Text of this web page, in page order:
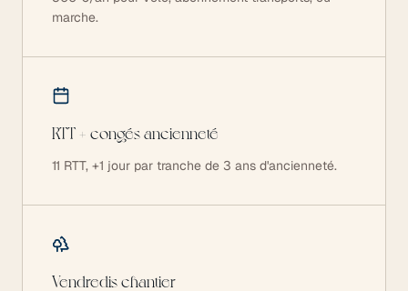
marche.
RTT + congés ancienneté
11 RTT, +1 jour par tranche de 3 ans d'ancienneté.
Vendredis chantier